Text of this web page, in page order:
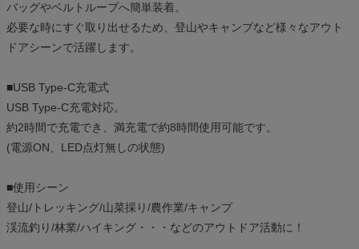
バッグやベルトループへ簡単装着。
必要な時にすぐ取り出せるため、登山やキャンプなど様々なアウト
ドアシーンで活躍します。
■USB Type-C充電式
USB Type-C充電対応。
約2時間で充電でき、満充電で約8時間使用可能です。
(電源ON、LED点灯無しの状態)
■使用シーン
登山/トレッキング/山菜採り/農作業/キャンプ
渓流釣り/林業/ハイキング・・・などのアウトドア活動に！